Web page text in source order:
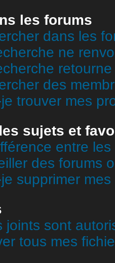
les forums
dans les
ne
des
trouver mes
sujets et
entre
des forums
supprimer
joints sont
tous mes